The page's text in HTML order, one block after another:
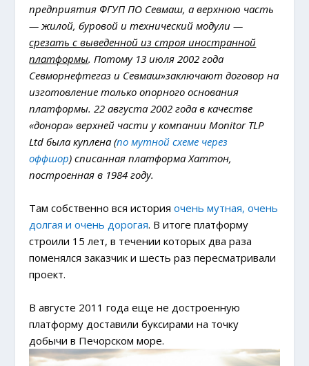
предприятия ФГУП ПО Севмаш, а верхнюю часть
— жилой, буровой и технический модули —
срезать с выведенной из строя иностранной
платформы. Потому 13 июля 2002 года
Севморнефтегаз и Севмаш»заключают договор на
изготовление только опорного основания
платформы. 22 августа 2002 года в качестве
«донора» верхней части у компании Monitor TLP
Ltd была куплена (по мутной схеме через
оффшор) списанная платформа Хаттон,
построенная в 1984 году.
Там собственно вся историяочень мутная, очень
долгая и очень дорогая. В итоге платформу
строили 15 лет, в течении которых два раза
поменялся заказчик и шесть раз пересматривали
проект.
В августе 2011 года еще не достроенную
платформу доставили буксирами на точку
добычи в Печорском море.